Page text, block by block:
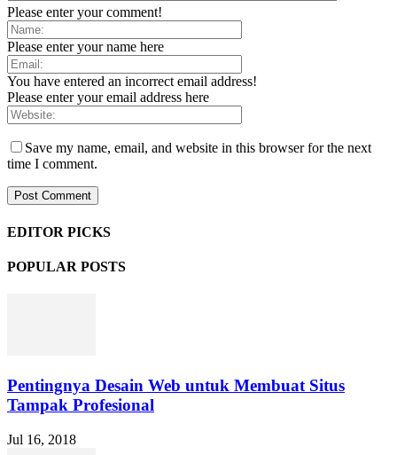
Please enter your comment!
Please enter your name here
You have entered an incorrect email address!
Please enter your email address here
Save my name, email, and website in this browser for the next
time I comment.
EDITOR PICKS
POPULAR POSTS
Pentingnya Desain Web untuk Membuat Situs
Tampak Profesional
Jul 16, 2018